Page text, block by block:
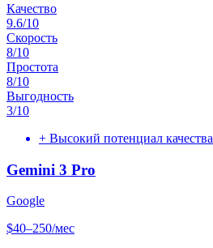
Качество
9.6/10
Скорость
8/10
Простота
8/10
Выгодность
3/10
+ Высокий потенциал качества
Gemini 3 Pro
Google
$40–250/мес